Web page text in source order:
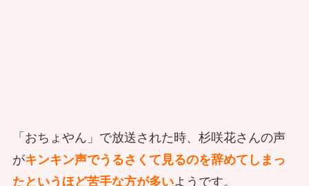
「おちょやん」で放送された時、杉咲花さんの声
がキンキン声でうるさくて見るのを辞めてしまっ
たというほど苦手な方が多いようです。